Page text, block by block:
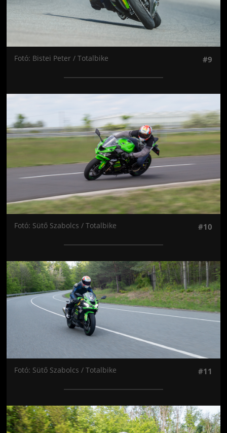
Fotó: Bistei Peter / Totalbike #9
Fotó: Sütő Szabolcs / Totalbike #10
Jön még kép!
Fotó: Sütő Szabolcs / Totalbike #11
Jön még kép!